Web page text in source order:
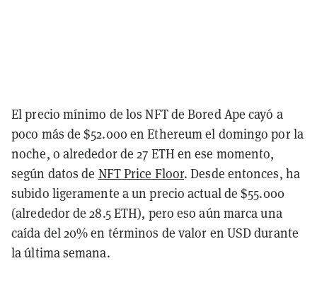
El precio mínimo de los NFT de Bored Ape cayó a
poco más de $52.000 en Ethereum el domingo por la
noche, o alrededor de 27 ETH en ese momento,
según datos de NFT Price Floor. Desde entonces, ha
subido ligeramente a un precio actual de $55.000
(alrededor de 28.5 ETH), pero eso aún marca una
caída del 20% en términos de valor en USD durante
la última semana.